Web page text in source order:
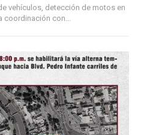
vehículos, detección de motos en
coordinación con...